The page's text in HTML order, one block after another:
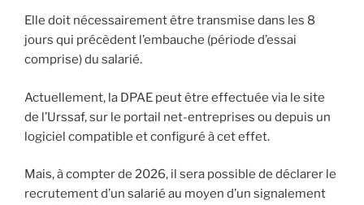
Elle doit nécessairement être transmise dans les 8
jours qui précèdent l’embauche (période d’essai
comprise) du salarié.
Actuellement, la DPAE peut être effectuée via le site
de l’Urssaf, sur le portail net-entreprises ou depuis un
logiciel compatible et configuré à cet effet.
Mais, à compter de 2026, il sera possible de déclarer le
recrutement d’un salarié au moyen d’un signalement